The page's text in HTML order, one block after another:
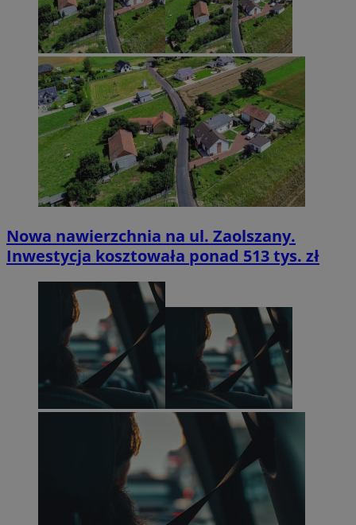
Nowa nawierzchnia na ul. Zaolszany.
Inwestycja kosztowała ponad 513 tys. zł